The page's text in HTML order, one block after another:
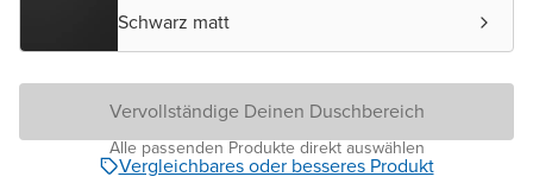
Schwarz matt
Vervollständige Deinen Duschbereich
Alle passenden Produkte direkt auswählen
Vergleichbares oder besseres Produkt